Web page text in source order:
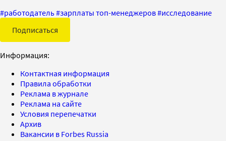
#работодатель#зарплаты топ-менеджеров#исследование
Подписаться
Информация:
Контактная информация
Правила обработки
Реклама в журнале
Реклама на сайте
Условия перепечатки
Архив
Вакансии в Forbes Russia